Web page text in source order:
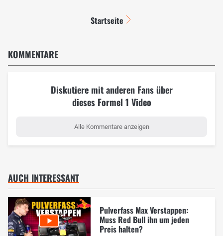
Startseite
KOMMENTARE
Diskutiere mit anderen Fans über
dieses Formel 1 Video
Alle Kommentare anzeigen
AUCH INTERESSANT
Pulverfass Max Verstappen:
Muss Red Bull ihn um jeden
Preis halten?